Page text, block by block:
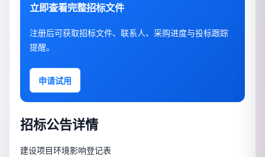
立即查看完整招标文件
注册后可获取招标文件、联系人、采购进度与投标跟踪
提醒。
申请试用
招标公告详情
建设项目环境影响登记表